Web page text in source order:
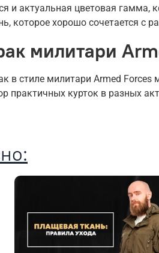
и актуальная цветовая гамма,
которое хорошо сочетается с
милитари
в стиле милитари Armed
курток в разных